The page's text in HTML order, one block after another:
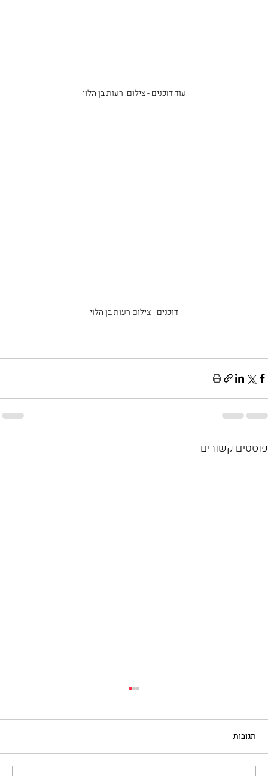
עוד דוכנים - צילום: רעות בן הלוי
דוכנים - צילום רעות בן הלוי
פוסטים קשורים
תגובות